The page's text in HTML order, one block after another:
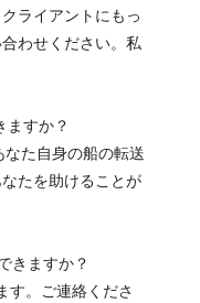
ライアントにもっ
わせください。私
ますか？
た自身の船の転送
たを助けることが
きますか？
す。ご連絡くださ